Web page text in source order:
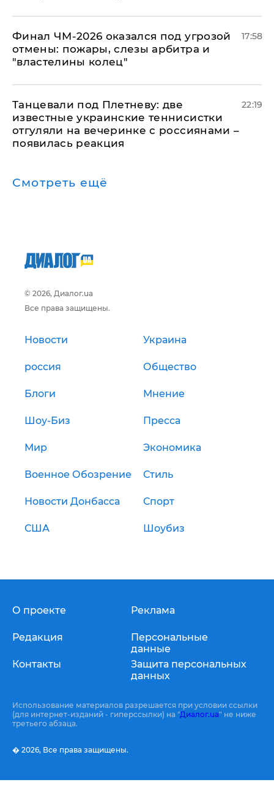
Финал ЧМ-2026 оказался под угрозой
отмены: пожары, слезы арбитра и
"властелины колец"
17:58
Танцевали под Плетневу: две
известные украинские теннисистки
отгуляли на вечеринке с россиянами –
появилась реакция
22:19
Смотреть ещё
© 2026, Диалог.ua
Все права защищены.
Новости Украина
россия Общество
Блоги Мнение
Шоу-Биз Пресса
Мир Экономика
Военное Обозрение Стиль
Новости Донбасса Спорт
США Шоубиз
О проекте
Редакция
Контакты
Реклама
Персональные
данные
Защита персональных
данных
Использование материалов разрешается при условии ссылки
(для интернет-изданий - гиперссылки) на "Диалог.ua" не ниже
третьего абзаца.
� 2026, Все права защищены.